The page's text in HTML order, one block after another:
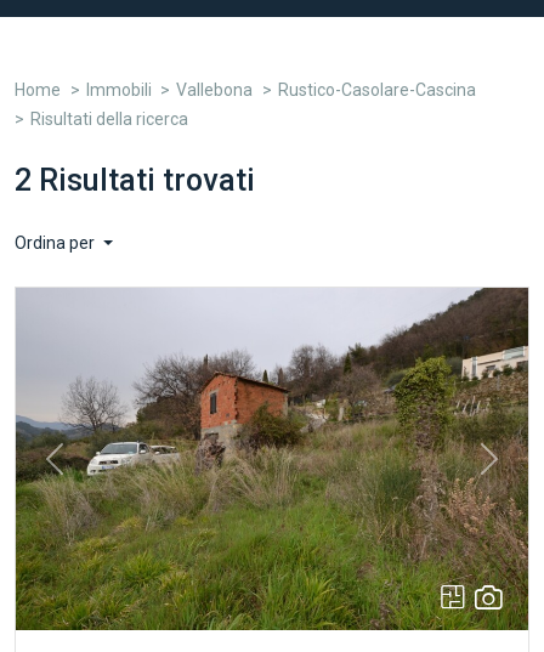
Home Immobili Vallebona
Rustico-Casolare-Cascina
Risultati della ricerca
2 Risultati trovati
Ordina per
Previous Next